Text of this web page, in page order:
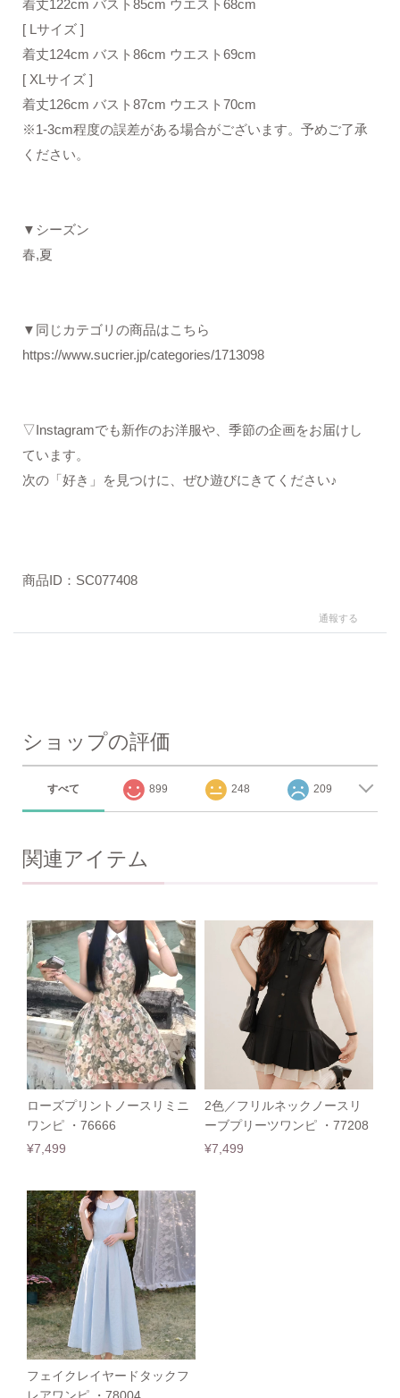
着丈122cm バスト85cm ウエスト68cm
[ Lサイズ ]
着丈124cm バスト86cm ウエスト69cm
[ XLサイズ ]
着丈126cm バスト87cm ウエスト70cm
※1-3cm程度の誤差がある場合がございます。予めご了承
ください。
▼シーズン
春,夏
▼同じカテゴリの商品はこちら
https://www.sucrier.jp/categories/1713098
▽Instagramでも新作のお洋服や、季節の企画をお届けし
ています。
次の「好き」を見つけに、ぜひ遊びにきてください♪
商品ID：SC077408
通報する
ショップの評価
すべて 899 248 209
関連アイテム
ローズプリントノースリミニ
ワンピ ・76666
¥7,499
2色／フリルネックノースリ
ーブプリーツワンピ ・77208
¥7,499
フェイクレイヤードタックフ